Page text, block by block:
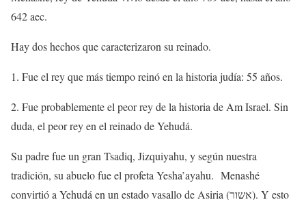
642 aec.
Hay dos hechos que caracterizaron su reinado.
1. Fue el rey que más tiempo reinó en la historia judía: 55 años.
2. Fue probablemente el peor rey de la historia de Am Israel. Sin
duda, el peor rey en el reinado de Yehudá.
Su padre fue un gran Tsadiq, Jizquiyahu, y según nuestra
tradición, su abuelo fue el profeta Yesha’ayahu. Menashé
convirtió a Yehudá en un estado vasallo de Asiria (אשור). Y esto